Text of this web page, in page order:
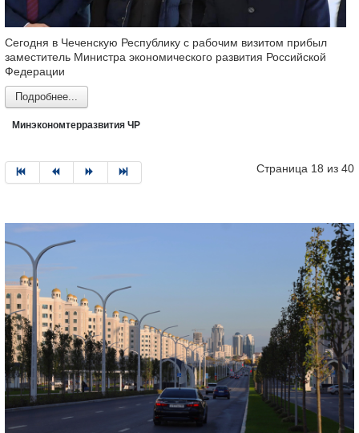
Сегодня в Чеченскую Республику с рабочим визитом прибыл
заместитель Министра экономического развития Российской
Федерации
Подробнее...
Минэкономтерразвития ЧР
Страница 18 из 40